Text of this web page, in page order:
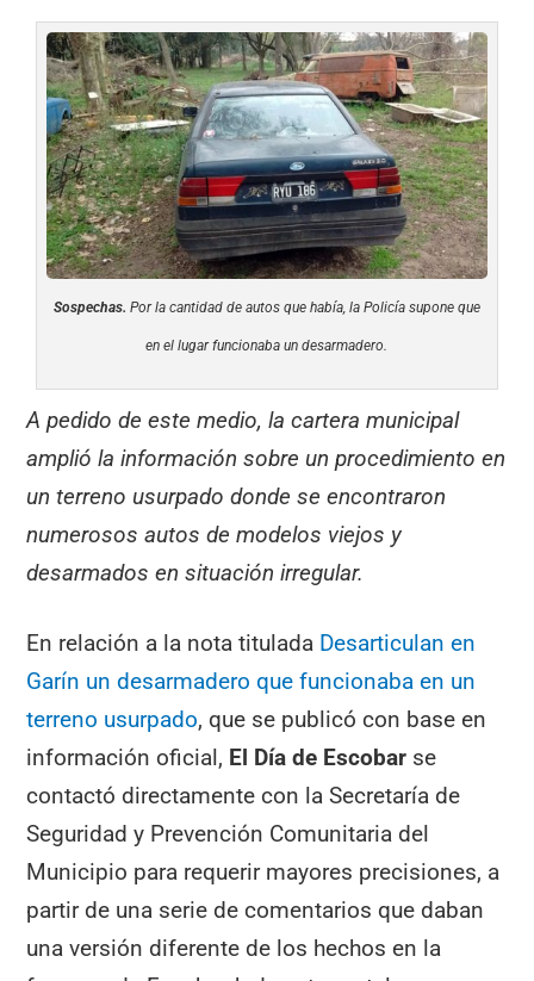
Sospechas. Por la cantidad de autos que había, la Policía supone que
en el lugar funcionaba un desarmadero.
A pedido de este medio, la cartera municipal
amplió la información sobre un procedimiento en
un terreno usurpado donde se encontraron
numerosos autos de modelos viejos y
desarmados en situación irregular.
En relación a la nota titulada Desarticulan en
Garín un desarmadero que funcionaba en un
terreno usurpado, que se publicó con base en
información oficial, El Día de Escobar se
contactó directamente con la Secretaría de
Seguridad y Prevención Comunitaria del
Municipio para requerir mayores precisiones, a
partir de una serie de comentarios que daban
una versión diferente de los hechos en la